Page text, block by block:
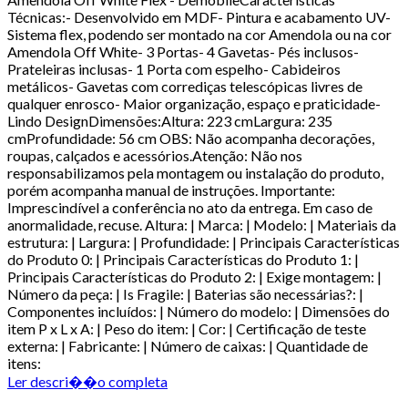
Técnicas:- Desenvolvido em MDF- Pintura e acabamento UV-
Sistema flex, podendo ser montado na cor Amendola ou na cor
Amendola Off White- 3 Portas- 4 Gavetas- Pés inclusos-
Prateleiras inclusas- 1 Porta com espelho- Cabideiros
metálicos- Gavetas com corrediças telescópicas livres de
qualquer enrosco- Maior organização, espaço e praticidade-
Lindo DesignDimensões:Altura: 223 cmLargura: 235
cmProfundidade: 56 cm OBS: Não acompanha decorações,
roupas, calçados e acessórios.Atenção: Não nos
responsabilizamos pela montagem ou instalação do produto,
porém acompanha manual de instruções. Importante:
Imprescindível a conferência no ato da entrega. Em caso de
anormalidade, recuse. Altura: | Marca: | Modelo: | Materiais da
estrutura: | Largura: | Profundidade: | Principais Características
do Produto 0: | Principais Características do Produto 1: |
Principais Características do Produto 2: | Exige montagem: |
Número da peça: | Is Fragile: | Baterias são necessárias?: |
Componentes incluídos: | Número do modelo: | Dimensões do
item P x L x A: | Peso do item: | Cor: | Certificação de teste
externa: | Fabricante: | Número de caixas: | Quantidade de
itens:
Ler descri��o completa